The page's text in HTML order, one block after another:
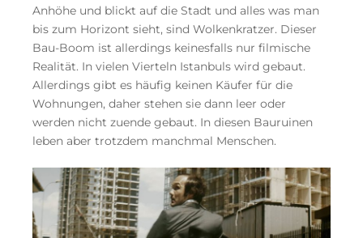
Anhöhe und blickt auf die Stadt und alles was man
bis zum Horizont sieht, sind Wolkenkratzer. Dieser
Bau-Boom ist allerdings keinesfalls nur filmische
Realität. In vielen Vierteln Istanbuls wird gebaut.
Allerdings gibt es häufig keinen Käufer für die
Wohnungen, daher stehen sie dann leer oder
werden nicht zuende gebaut. In diesen Bauruinen
leben aber trotzdem manchmal Menschen.